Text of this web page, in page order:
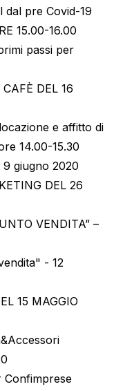
dal pre Covid-19
15.00-16.00
passi per
DEL 16
e affitto di
14.00-15.30
giugno 2020
DEL 26
VENDITA” –
- 12
15 MAGGIO
Confimprese